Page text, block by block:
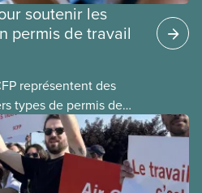
soutenir les
permis de travail
représentent des
types de permis de
les permis pour
temporaires,
de